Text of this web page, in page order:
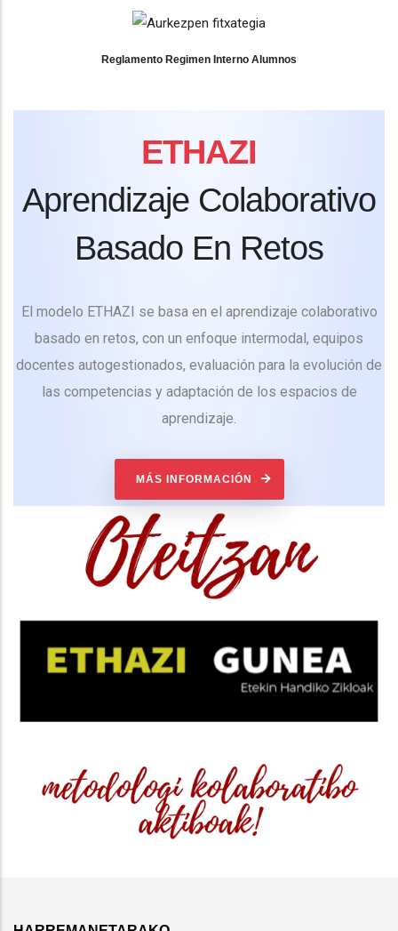
Reglamento Regimen Interno Alumnos
ETHAZI
Aprendizaje Colaborativo
Basado En Retos
El modelo ETHAZI se basa en el aprendizaje colaborativo
basado en retos, con un enfoque intermodal, equipos
docentes autogestionados, evaluación para la evolución de
las competencias y adaptación de los espacios de
aprendizaje.
MÁS INFORMACIÓN